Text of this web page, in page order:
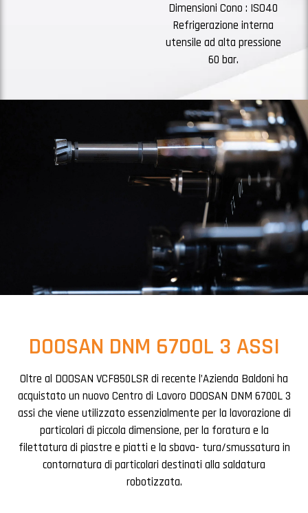
Dimensioni Cono : ISO40
Refrigerazione interna
utensile ad alta pressione
60 bar.
DOOSAN DNM 6700L 3 ASSI
Oltre al DOOSAN VCF850LSR di recente l’Azienda Baldoni ha
acquistato un nuovo Centro di Lavoro DOOSAN DNM 6700L 3
assi che viene utilizzato essenzialmente per la lavorazione di
particolari di piccola dimensione, per la foratura e la
filettatura di piastre e piatti e la sbava- tura/smussatura in
contornatura di particolari destinati alla saldatura
robotizzata.